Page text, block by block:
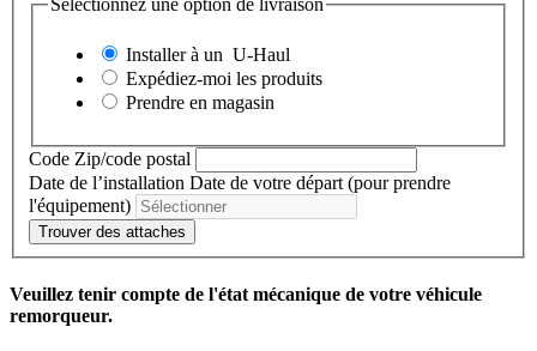
Sélectionnez une option de livraison
Installer à un U-Haul
Expédiez-moi les produits
Prendre en magasin
Code Zip/code postal
Date de l’installation Date de votre départ (pour prendre
l'équipement)
Trouver des attaches
Veuillez tenir compte de l'état mécanique de votre véhicule
remorqueur.